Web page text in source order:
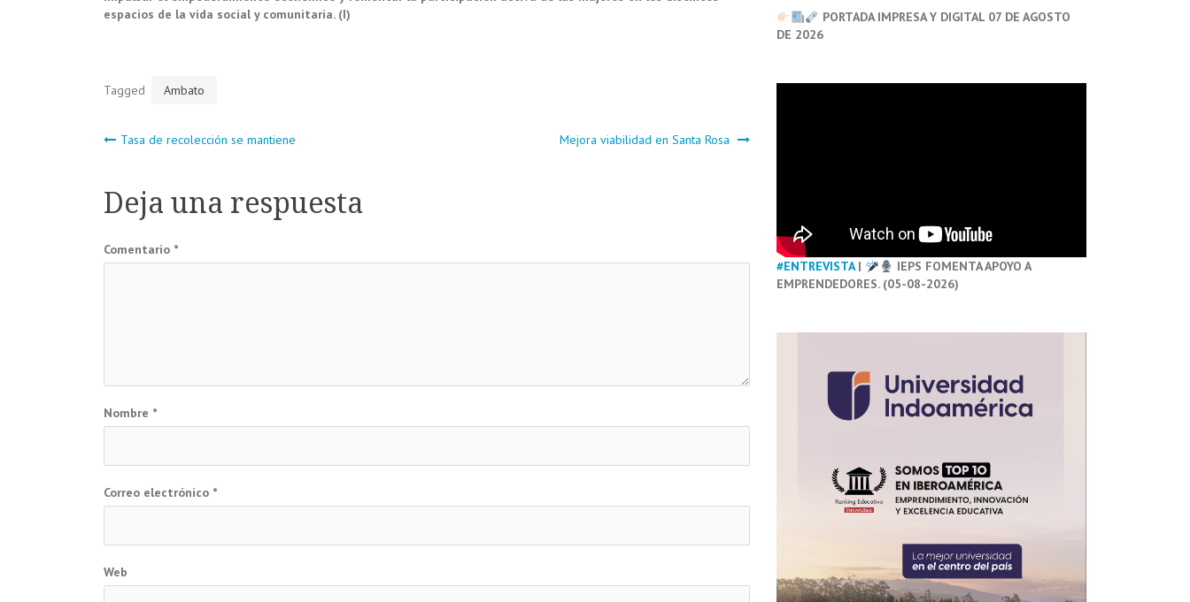
espacios de la vida social y comunitaria. (I)
Tagged Ambato
Navegación
de
entradas
Tasa de recolección se mantiene Mejora viabilidad en Santa Rosa
Deja una respuesta
Comentario *
Nombre *
Correo electrónico *
Web
PORTADA IMPRESA Y DIGITAL 07 DE AGOSTO
DE 2026
#ENTREVISTA|
IEPS FOMENTA APOYO A
EMPRENDEDORES. (05-08-2026)